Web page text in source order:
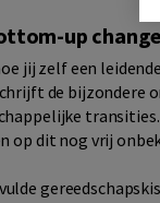
up change
jij zelf een
de
op dit nog vrij